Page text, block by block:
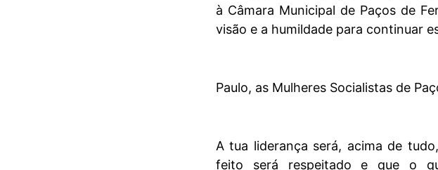
à Câmara Municipal de Paços de
visão e a humildade para continuar
Paulo, as Mulheres Socialistas de
A tua liderança será, acima de
feito será respeitado e que o